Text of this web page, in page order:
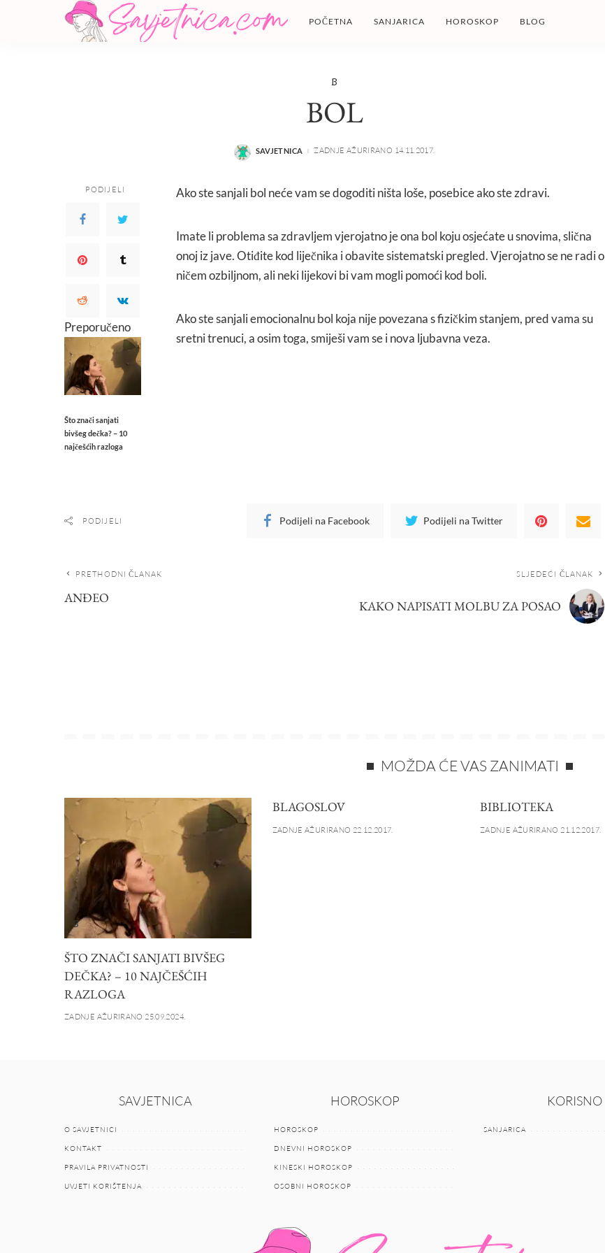
POČETNA SANJARICA HOROSKOP BLOG
B
BOL
POSTED
SAVJETNICA ZADNJE AŽURIRANO 14.11.2017.
PODIJELI
Preporučeno
Što znači sanjati
bivšeg dečka? – 10
najčešćih razloga
Ako ste sanjali bol neće vam se dogoditi ništa loše, posebice ako ste zdravi.
Imate li problema sa zdravljem vjerojatno je ona bol koju osjećate u snovima, slična
onoj iz jave. Otiđite kod liječnika i obavite sistematski pregled. Vjerojatno se ne radi o
ničem ozbiljnom, ali neki lijekovi bi vam mogli pomoći kod boli.
Ako ste sanjali emocionalnu bol koja nije povezana s fizičkim stanjem, pred vama su
sretni trenuci, a osim toga, smiješi vam se i nova ljubavna veza.
PODIJELI Podijeli na Facebook Podijeli na Twitter
PRETHODNI ČLANAK
ANĐEO
SLJEDEĆI ČLANAK
KAKO NAPISATI MOLBU ZA POSAO
MOŽDA ĆE VAS ZANIMATI
B
ŠTO ZNAČI SANJATI BIVŠEG
DEČKA? – 10 NAJČEŠĆIH
RAZLOGA
ZADNJE AŽURIRANO 25.09.2024.
BLAGOSLOV
ZADNJE AŽURIRANO 22.12.2017.
BIBLIOTEKA
ZADNJE AŽURIRANO 21.12.2017.
SAVJETNICA
O SAVJETNICI
KONTAKT
PRAVILA PRIVATNOSTI
UVJETI KORIŠTENJA
HOROSKOP
HOROSKOP
DNEVNI HOROSKOP
KINESKI HOROSKOP
OSOBNI HOROSKOP
KORISNO
SANJARICA